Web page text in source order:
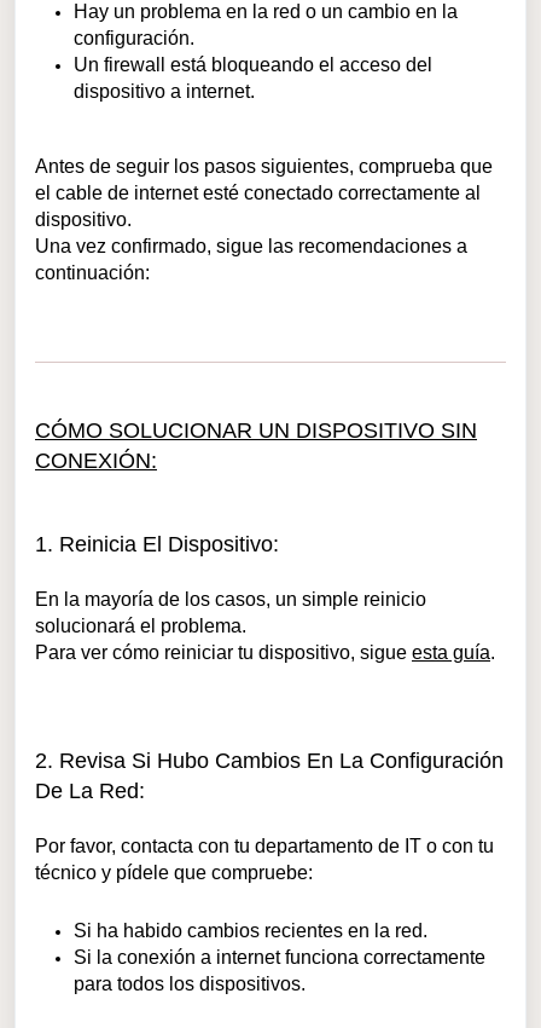
Hay un problema en la red o un cambio en la
configuración.
Un firewall está bloqueando el acceso del
dispositivo a internet.
Antes de seguir los pasos siguientes, comprueba que
el cable de internet esté conectado correctamente al
dispositivo.
Una vez confirmado, sigue las recomendaciones a
continuación:
CÓMO SOLUCIONAR UN DISPOSITIVO SIN
CONEXIÓN:
1. Reinicia El Dispositivo:
En la mayoría de los casos, un simple reinicio
solucionará el problema.
Para ver cómo reiniciar tu dispositivo, sigue esta guía.
2. Revisa Si Hubo Cambios En La Configuración
De La Red:
Por favor, contacta con tu departamento de IT o con tu
técnico y pídele que compruebe:
Si ha habido cambios recientes en la red.
Si la conexión a internet funciona correctamente
para todos los dispositivos.